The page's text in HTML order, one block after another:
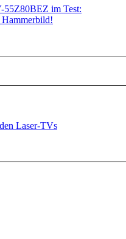
55Z80BEZ im Test:
Laser-TVs